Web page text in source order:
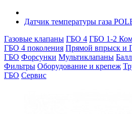
Датчик температуры газа
Газовые клапаны ГБО 4 ГБО 1-2
ГБО 4 поколения Прямой впрыск и
ГБО Форсунки Мультиклапаны
Фильтры Оборудование и крепеж
ГБО Сервис